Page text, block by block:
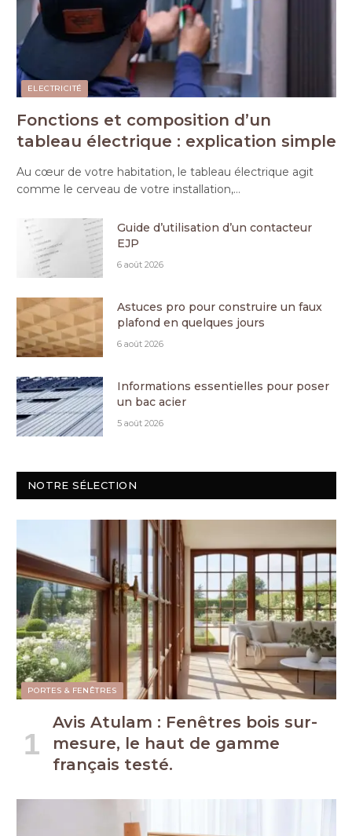
ELECTRICITÉ
Fonctions et composition d’un
tableau électrique : explication simple
Au cœur de votre habitation, le tableau électrique agit
comme le cerveau de votre installation,…
Guide d’utilisation d’un contacteur
EJP
6 août 2026
Astuces pro pour construire un faux
plafond en quelques jours
6 août 2026
Informations essentielles pour poser
un bac acier
5 août 2026
NOTRE SÉLECTION
PORTES & FENÊTRES
Avis Atulam : Fenêtres bois sur-
mesure, le haut de gamme
français testé.